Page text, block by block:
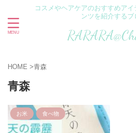
コスメやヘアケアのおすすめア
ンツを紹介するブ
HOME >青森
青森
お米 食べ物